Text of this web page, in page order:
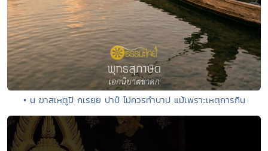
• น ฆาสเหตูปิ กเรยฺย ปาปํ ไม่ควรทำบาป แม้เพราะเหตุการกิน